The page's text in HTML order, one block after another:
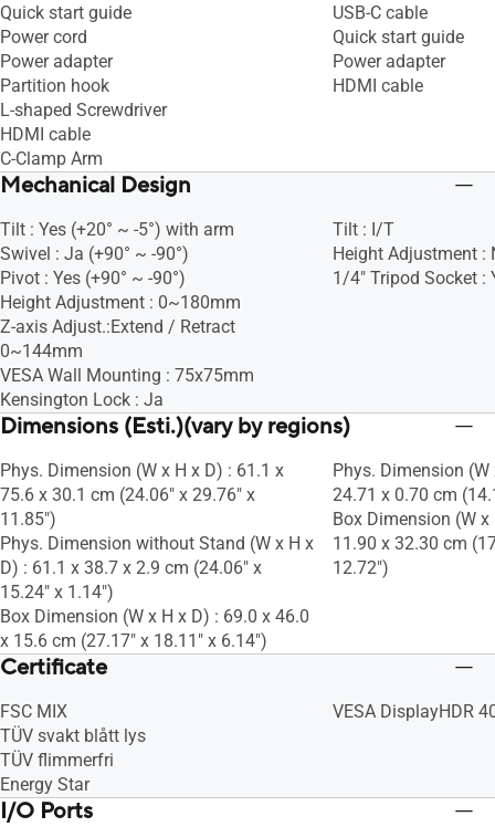
Quick start guide
Power cord
Power adapter
Partition hook
L-shaped Screwdriver
HDMI cable
C-Clamp Arm
USB-C cable
Quick start guide
Power adapter
HDMI cable
Mechanical Design
Tilt : Yes (+20° ~ -5°) with arm
Swivel : Ja (+90° ~ -90°)
Pivot : Yes (+90° ~ -90°)
Height Adjustment : 0~180mm
Z-axis Adjust.:Extend / Retract
0~144mm
VESA Wall Mounting : 75x75mm
Kensington Lock : Ja
Tilt : I/T
Height Adjustment :
1/4" Tripod Socket :
Dimensions (Esti.)(vary by regions)
Phys. Dimension (W x H x D) : 61.1 x
75.6 x 30.1 cm (24.06" x 29.76" x
11.85")
Phys. Dimension without Stand (W x H x
D) : 61.1 x 38.7 x 2.9 cm (24.06" x
15.24" x 1.14")
Box Dimension (W x H x D) : 69.0 x 46.0
x 15.6 cm (27.17" x 18.11" x 6.14")
Phys. Dimension
24.71 x 0.70 cm
Box Dimension (W
11.90 x 32.30 cm
12.72")
Certificate
FSC MIX
TÜV svakt blått lys
TÜV flimmerfri
Energy Star
VESA DisplayHDR
I/O Ports